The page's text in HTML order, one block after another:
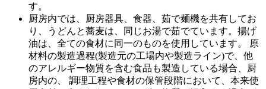
す。
厨房内では、厨房器具、食器、茹で麺機を共有してお
り、うどんと蕎麦は、同じお湯で茹でています。揚げ
油は、全ての食材に同一のものを使用しています。 原
材料の製造過程(製造元の工場内や製造ライン)で、他
のアレルギー物質を含む食品も製造している場合、厨
房内の、 調理工程や食材の保管段階において、本来使